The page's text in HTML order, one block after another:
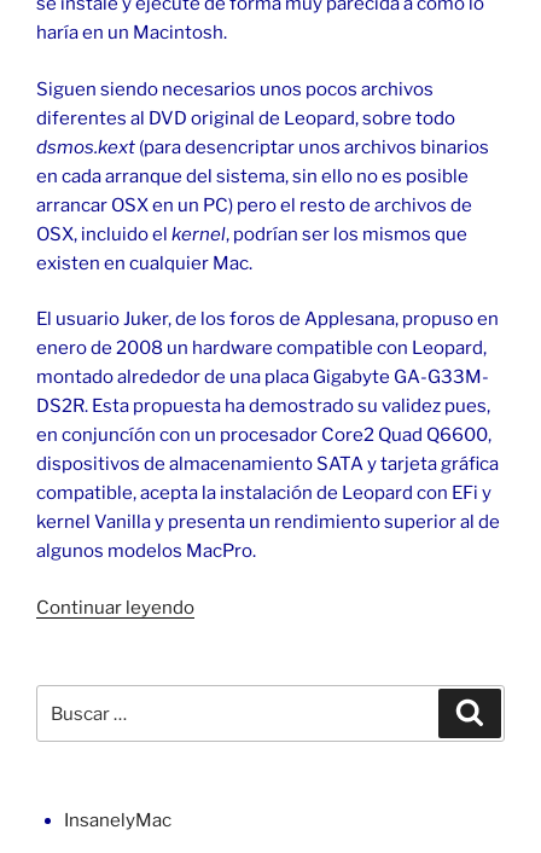
haría en un Macintosh.
Siguen siendo necesarios unos pocos archivos
diferentes al DVD original de Leopard, sobre todo
dsmos.kext (para desencriptar unos archivos binarios
en cada arranque del sistema, sin ello no es posible
arrancar OSX en un PC) pero el resto de archivos de
OSX, incluido el kernel, podrían ser los mismos que
existen en cualquier Mac.
El usuario Juker, de los foros de Applesana, propuso en
enero de 2008 un hardware compatible con Leopard,
montado alrededor de una placa Gigabyte GA-G33M-
DS2R. Esta propuesta ha demostrado su validez pues,
en conjuncíón con un procesador Core2 Quad Q6600,
dispositivos de almacenamiento SATA y tarjeta gráfica
compatible, acepta la instalación de Leopard con EFi y
kernel Vanilla y presenta un rendimiento superior al de
algunos modelos MacPro.
Continuar leyendo«macOS
en
por:
InsanelyMac